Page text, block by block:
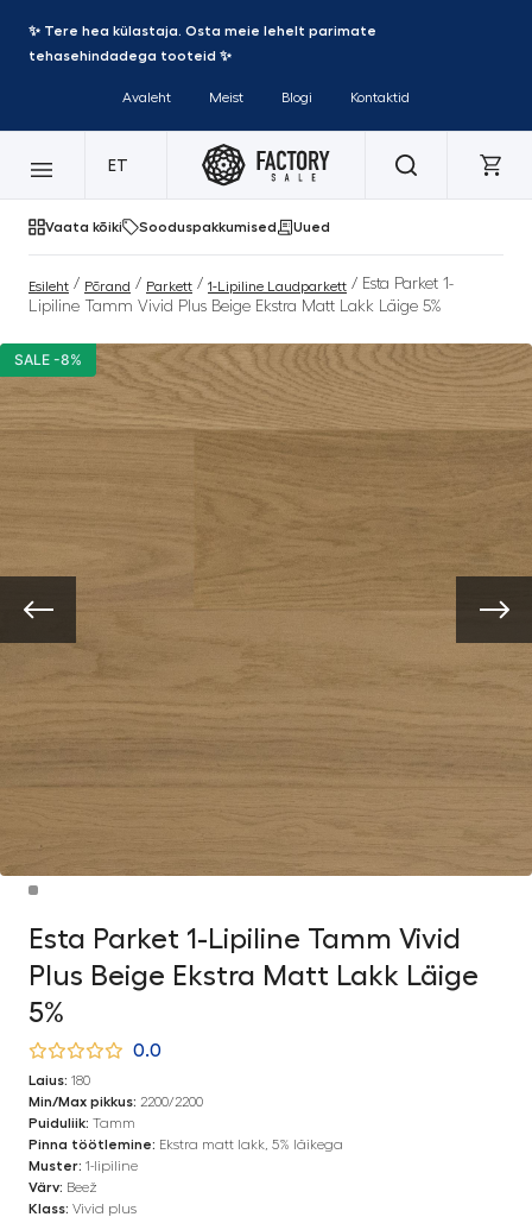
✨ Tere hea külastaja. Osta meie lehelt parimate
tehasehindadega tooteid ✨
Avaleht Meist Blogi Kontaktid
ET
Vaata kõiki Sooduspakkumised Uued
Esileht / Põrand / Parkett / 1-Lipiline Laudparkett / Esta Parket 1-
Lipiline Tamm Vivid Plus Beige Ekstra Matt Lakk Läige 5%
SALE -8%
Esta Parket 1-Lipiline Tamm Vivid
Plus Beige Ekstra Matt Lakk Läige
5%
0.0
Laius: 180
Min/Max pikkus: 2200/2200
Puiduliik: Tamm
Pinna töötlemine: Ekstra matt lakk, 5% läikega
Muster: 1-lipiline
Värv: Beež
Klass: Vivid plus